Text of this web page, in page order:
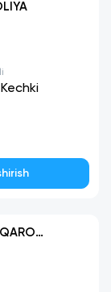
Kechki